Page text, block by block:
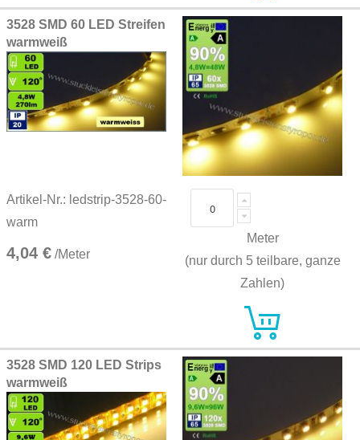
3528 SMD 60 LED Streifen
warmweiß
Artikel-Nr.: ledstrip-3528-60-
warm
4,04 € /Meter
Meter
(nur durch 5 teilbare, ganze
Zahlen)
3528 SMD 120 LED Strips
warmweiß